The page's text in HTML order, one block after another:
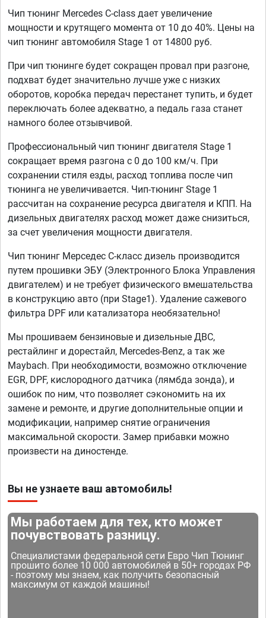
Чип тюнинг Mercedes C-class дает увеличение
мощности и крутящего момента от 10 до 40%. Цены на
чип тюнинг автомобиля Stage 1 от 14800 руб.
При чип тюнинге будет сокращен провал при разгоне,
подхват будет значительно лучше уже с низких
оборотов, коробка передач перестанет тупить, и будет
переключать более адекватно, а педаль газа станет
намного более отзывчивой.
Профессиональный чип тюнинг двигателя Stage 1
сокращает время разгона с 0 до 100 км/ч. При
сохранении стиля езды, расход топлива после чип
тюнинга не увеличивается. Чип-тюнинг Stage 1
рассчитан на сохранение ресурса двигателя и КПП. На
дизельных двигателях расход может даже снизиться,
за счет увеличения мощности двигателя.
Чип тюнинг Мерседес С-класс дизель производится
путем прошивки ЭБУ (Электронного Блока Управления
двигателем) и не требует физического вмешательства
в конструкцию авто (при Stage1). Удаление сажевого
фильтра DPF или катализатора необязательно!
Мы прошиваем бензиновые и дизельные ДВС,
рестайлинг и дорестайл, Mercedes-Benz, а так же
Maybach. При необходимости, возможно отключение
EGR, DPF, кислородного датчика (лямбда зонда), и
ошибок по ним, что позволяет сэкономить на их
замене и ремонте, и другие дополнительные опции и
модификации, например снятие ограничения
максимальной скорости. Замер прибавки можно
произвести на диностенде.
Вы не узнаете ваш автомобиль!
Мы работаем для тех, кто может
почувствовать разницу.
Специалистами федеральной сети Евро Чип Тюнинг
прошито более 10 000 автомобилей в 50+ городах РФ
- поэтому мы знаем, как получить безопасный
максимум от каждой машины!